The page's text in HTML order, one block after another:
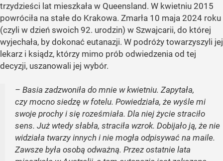
trzydzieści lat mieszkała w Queensland. W kwietniu 2015
powróciła na stałe do Krakowa. Zmarła 10 maja 2024 roku
(czyli w dzień swoich 92. urodzin) w Szwajcarii, do której
wyjechała, by dokonać eutanazji. W podróży towarzyszyli jej
lekarz i ksiądz, którzy mimo prób odwiedzenia od tej
decyzji, uszanowali jej wybór.
– Basia zadzwoniła do mnie w kwietniu. Zapytała,
czy mocno siedzę w fotelu. Powiedziała, że wyśle mi
swoje prochy i się roześmiała. Dla niej życie straciło
sens. Już wtedy słabła, straciła wzrok. Dobijało ją, że nie
widziała twarzy innych i nie mogła odpisywać na maile.
Zawsze była osobą odważną. Przez ostatnie lata